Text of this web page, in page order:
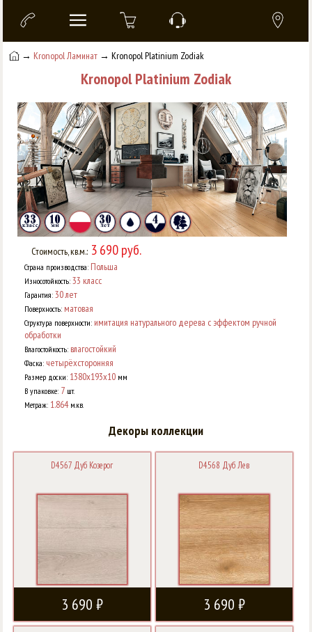
→ Kronopol Ламинат → Kronopol Platinium Zodiak
Kronopol Platinium Zodiak
Стоимость, кв.м.: 3 690 руб.
Страна производства: Польша
Износотойкость:33 класс
Гарантия:30 лет
Поверхность: матовая
Структура поверхности: имитация натурального дерева с эффектом ручной
обработки
Влагостойкость: влагостойкий
Фаска: четырёхсторонняя
Размер доски: 1380x193x10 мм
В упаковке: 7 шт.
Метраж: 1.864м.кв.
Декоры коллекции
D4567 Дуб Козерог
3 690 ₽
D4568 Дуб Лев
3 690 ₽